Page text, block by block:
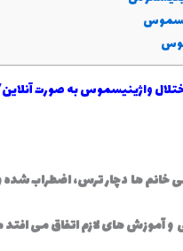
واژینیسموس به صورت آنلاین/
خانم ها دچار ترس، اضطراب شده
آموزش های لازم اتفاق می افتد